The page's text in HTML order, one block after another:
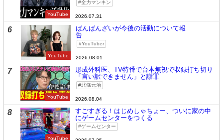
YouTube
全力マンキン
2026.07.31
6
YouTube
ばんばんざいが今後の活動について報
告
YouTuber
2026.08.01
7
YouTube
形成外科医、TV特番で台本無視で収録打ち切り
「言い訳できません」と謝罪
北條元治
2026.08.04
8
YouTube
すごすぎる！はじめしゃちょー、ついに家の中
にゲームセンターをつくる
ゲームセンター